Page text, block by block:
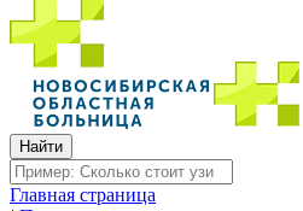
Главная страница